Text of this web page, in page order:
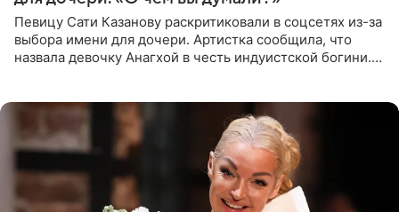
Певицу Сати Казанову раскритиковали в соцсетях из-за
выбора имени для дочери. Артистка сообщила, что
назвала девочку Анагхой в честь индуистской богини.